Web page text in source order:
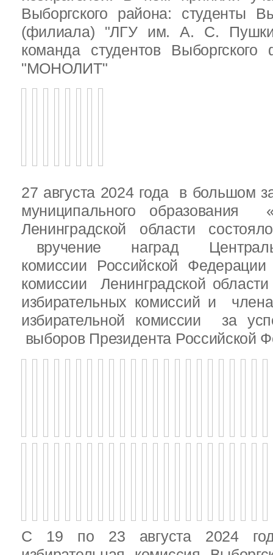
Выборгского района: студенты
(филиала) "ЛГУ им. А. С.
команда студентов
"МОНОЛИТ"
27 августа 2024 года в большом
муниципального образования
Ленинградской области
вручение наград
комиссии Российской
комиссии Ленинградской
избирательных комиссий и
избирательной комиссии за
выборов Президента Российской
С 19 по 23 августа 2024